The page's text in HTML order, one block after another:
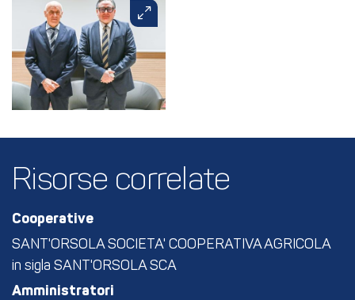
Risorse correlate
Cooperative
SANT'ORSOLA SOCIETA' COOPERATIVA AGRICOLA
in sigla SANT'ORSOLA SCA
Amministratori